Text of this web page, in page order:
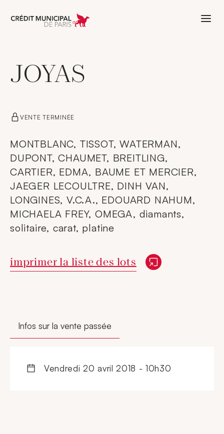
Aller à l'accueil de Crédit Municipal
JOYAS
VENTE TERMINÉE
MONTBLANC, TISSOT, WATERMAN,
DUPONT, CHAUMET, BREITLING,
CARTIER, EDMA, BAUME ET MERCIER,
JAEGER LECOULTRE, DINH VAN,
LONGINES, V.C.A., EDOUARD NAHUM,
MICHAELA FREY, OMEGA, diamants,
solitaire, carat, platine
Nouvelle fenêtre
imprimer la liste des lots
Infos sur la vente passée
vendredi 20 avril 2018 - 10h30